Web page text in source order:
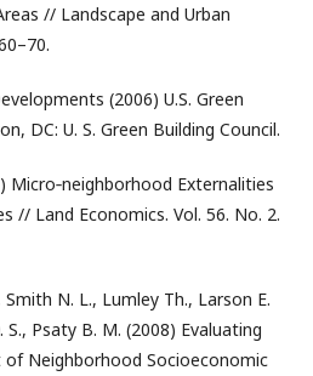
// Landscape and Urban
(2006) U.S. Green
DC: U. S. Green Building Council.
Micro‑neighborhood Externalities
// Land Economics. Vol. 56. No. 2.
Smith N. L., Lumley Th., Larson E.
S., Psaty B. M. (2008) Evaluating
Neighborhood Socioeconomic